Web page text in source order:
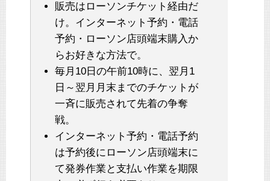
販売はローソンチケット経由だ
け。インターネット予約・電話
予約・ローソン店頭端末購入か
らお好きな方法で。
毎月10日の午前10時に、翌月1
日～翌月月末までのチケットが
一斉に販売されて先着の争奪
戦。
インターネット予約・電話予約
は予約後にローソン店頭端末に
て発券作業と支払い作業を期限